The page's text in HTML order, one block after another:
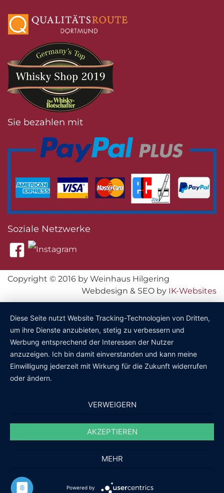
Sie bezahlen mit
Soziale Netzwerke
Copyright © 2016 by Weinhaus Hilgering
Webdesign & SEO by IK-Websites
Diese Seite nutzt Website Tracking-Technologien von Dritten,
um ihre Dienste anzubieten, stetig zu verbessern und
Werbung entsprechend der Interessen der Nutzer
anzuzeigen. Ich bin damit einverstanden und kann meine
Einwilligung jederzeit mit Wirkung für die Zukunft widerrufen
oder ändern.
VERWEIGERN
AKZEPTIEREN
MEHR
Powered by